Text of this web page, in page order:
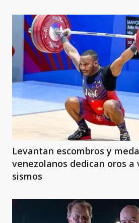
Levantan escombros y
venezolanos dedican oros a
sismos